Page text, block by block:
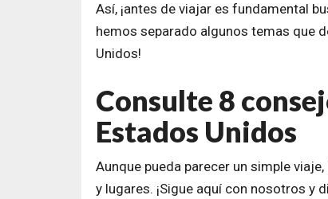
Así, ¡antes de viajar es fundamental
hemos separado algunos temas que
Unidos!
Consulte 8
Estados Unidos
Aunque pueda parecer un simple
y lugares. ¡Sigue aquí con nosotros y